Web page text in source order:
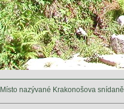
Místo nazývané Krakonošova snídaně